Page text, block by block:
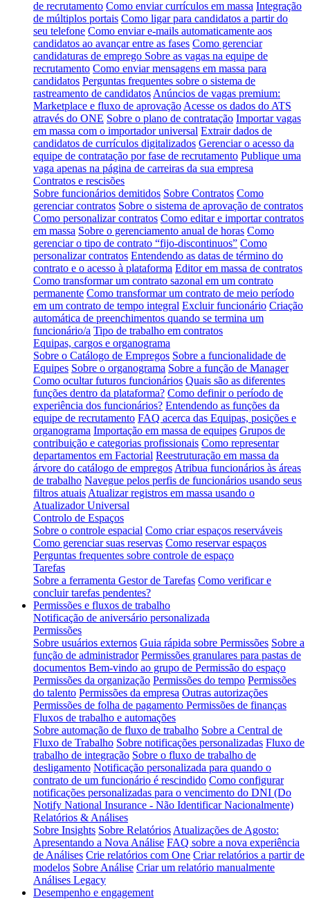
de recrutamento Como enviar currículos em massa Integração
de múltiplos portais Como ligar para candidatos a partir do
seu telefone Como enviar e-mails automaticamente aos
candidatos ao avançar entre as fases Como gerenciar
candidaturas de emprego Sobre as vagas na equipe de
recrutamento Como enviar mensagens em massa para
candidatos Perguntas frequentes sobre o sistema de
rastreamento de candidatos Anúncios de vagas premium:
Marketplace e fluxo de aprovação Acesse os dados do ATS
através do ONE Sobre o plano de contratação Importar vagas
em massa com o importador universal Extrair dados de
candidatos de currículos digitalizados Gerenciar o acesso da
equipe de contratação por fase de recrutamento Publique uma
vaga apenas na página de carreiras da sua empresa
Contratos e rescisões
Sobre funcionários demitidos Sobre Contratos Como
gerenciar contratos Sobre o sistema de aprovação de contratos
Como personalizar contratos Como editar e importar contratos
em massa Sobre o gerenciamento anual de horas Como
gerenciar o tipo de contrato “fijo-discontinuos” Como
personalizar contratos Entendendo as datas de término do
contrato e o acesso à plataforma Editor em massa de contratos
Como transformar um contrato sazonal em um contrato
permanente Como transformar um contrato de meio período
em um contrato de tempo integral Excluir funcionário Criação
automática de preenchimentos quando se termina um
funcionário/a Tipo de trabalho em contratos
Equipas, cargos e organograma
Sobre o Catálogo de Empregos Sobre a funcionalidade de
Equipes Sobre o organograma Sobre a função de Manager
Como ocultar futuros funcionários Quais são as diferentes
funções dentro da plataforma? Como definir o período de
experiência dos funcionários? Entendendo as funções da
equipe de recrutamento FAQ acerca das Equipas, posições e
organograma Importação em massa de equipes Grupos de
contribuição e categorias profissionais Como representar
departamentos em Factorial Reestruturação em massa da
árvore do catálogo de empregos Atribua funcionários às áreas
de trabalho Navegue pelos perfis de funcionários usando seus
filtros atuais Atualizar registros em massa usando o
Atualizador Universal
Controlo de Espaços
Sobre o controle espacial Como criar espaços reserváveis
Como gerenciar suas reservas Como reservar espaços
Perguntas frequentes sobre controle de espaço
Tarefas
Sobre a ferramenta Gestor de Tarefas Como verificar e
concluir tarefas pendentes?
Permissões e fluxos de trabalho
Notificação de aniversário personalizada
Permissões
Sobre usuários externos Guia rápida sobre Permissões Sobre a
função de administrador Permissões granulares para pastas de
documentos Bem-vindo ao grupo de Permissão do espaço
Permissões da organização Permissões do tempo Permissões
do talento Permissões da empresa Outras autorizações
Permissões de folha de pagamento Permissões de finanças
Fluxos de trabalho e automações
Sobre automação de fluxo de trabalho Sobre a Central de
Fluxo de Trabalho Sobre notificações personalizadas Fluxo de
trabalho de integração Sobre o fluxo de trabalho de
desligamento Notificação personalizada para quando o
contrato de um funcionário é rescindido Como configurar
notificações personalizadas para o vencimento do DNI (Do
Notify National Insurance - Não Identificar Nacionalmente)
Relatórios & Análises
Sobre Insights Sobre Relatórios Atualizações de Agosto:
Apresentando a Nova Análise FAQ sobre a nova experiência
de Análises Crie relatórios com One Criar relatórios a partir de
modelos Sobre Análise Criar um relatório manualmente
Análises Legacy
Desempenho e engagement